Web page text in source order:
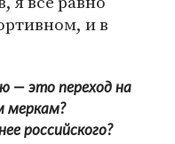
и в
— это переход на
меркам?
российского?